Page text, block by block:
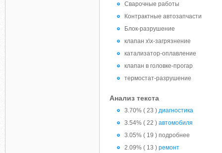
Сварочные работы
Контрактные автозапчасти
Блок-разрушение
клапан х\х-загрязнение
катализатор-оплавление
клапан в головке-прогар
термостат-разрушение
Анализ текста
3.70% ( 23 ) диагностика
3.54% ( 22 ) автомобиля
3.05% ( 19 ) подробнее
2.09% ( 13 ) ремонт